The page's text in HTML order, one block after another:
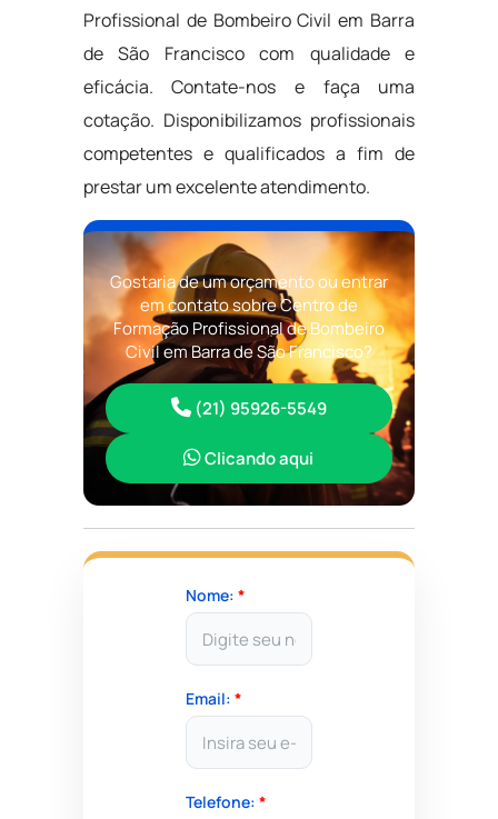
Profissional de Bombeiro Civil em Barra
de São Francisco com qualidade e
eficácia. Contate-nos e faça uma
cotação. Disponibilizamos profissionais
competentes e qualificados a fim de
prestar um excelente atendimento.
Gostaria de um orçamento ou entrar
em contato sobre Centro de
Formação Profissional de Bombeiro
Civil em Barra de São Francisco?
(21) 95926-5549
Clicando aqui
Nome: *
Email: *
Telefone: *